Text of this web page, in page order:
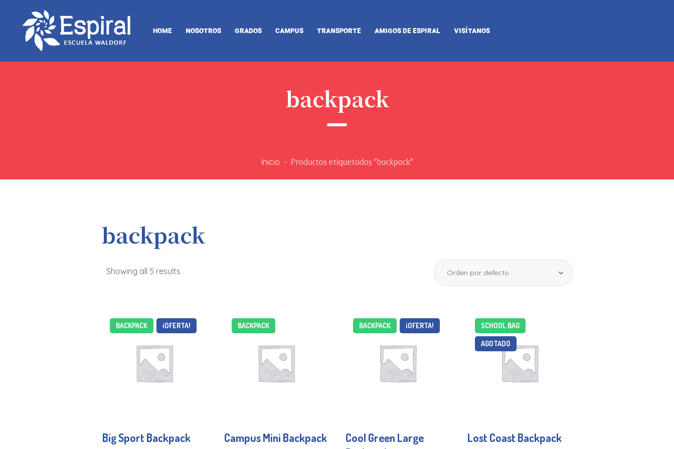
HOME NOSOTROS GRADOS CAMPUS TRANSPORTE AMIGOS DE ESPIRAL VISÍTANOS
backpack
Inicio - Productos etiquetados “backpack”
backpack
Showing all 5 results
BACKPACK ¡OFERTA!
Big Sport Backpack
BACKPACK
Campus Mini Backpack
BACKPACK ¡OFERTA!
Cool Green Large
SCHOOL BAG
AGOTADO
Lost Coast Backpack